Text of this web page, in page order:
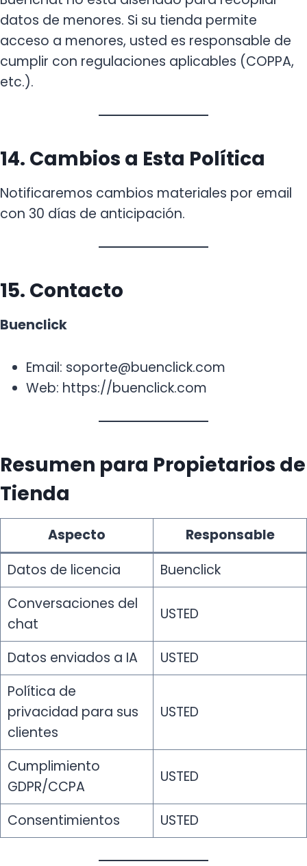
datos de menores. Si su tienda permite
acceso a menores, usted es responsable de
cumplir con regulaciones aplicables (COPPA,
etc.).
14. Cambios a Esta Política
Notificaremos cambios materiales por email
con 30 días de anticipación.
15. Contacto
Buenclick
Email: soporte@buenclick.com
Web: https://buenclick.com
Resumen para Propietarios de
Tienda
Aspecto
Responsable
Datos de licencia
Buenclick
Conversaciones del
chat
USTED
Datos enviados a IA
USTED
Política de
privacidad para sus
clientes
USTED
Cumplimiento
GDPR/CCPA
USTED
Consentimientos USTED
¡Hola, soy tu asistente! WHATSAPP